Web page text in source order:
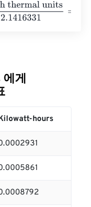
units3412.1416331
게
hours